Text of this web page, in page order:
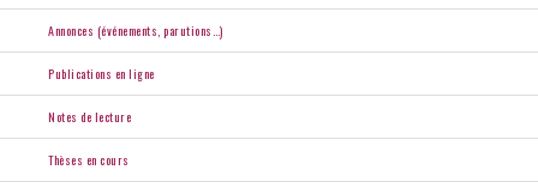
Annonces (événements, parutions…)
Publications en ligne
Notes de lecture
Thèses en cours